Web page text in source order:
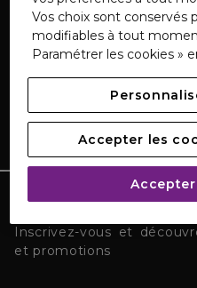
TOUTE
Inscrivez-vous et
et promotions
Vos choix sont conservés
modifiables à tout
Paramétrer les cookies »
Accepter les